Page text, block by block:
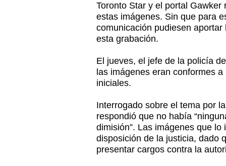
Toronto Star y el portal
estas imágenes. Sin que para
comunicación pudiesen
esta grabación.
El jueves, el jefe de la policía
las imágenes eran conformes
iniciales.
Interrogado sobre el tema por
respondió que no había
dimisión”. Las imágenes que
disposición de la justicia, dado
presentar cargos contra la